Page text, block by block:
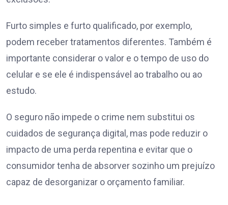
Furto simples e furto qualificado, por exemplo,
podem receber tratamentos diferentes. Também é
importante considerar o valor e o tempo de uso do
celular e se ele é indispensável ao trabalho ou ao
estudo.
O seguro não impede o crime nem substitui os
cuidados de segurança digital, mas pode reduzir o
impacto de uma perda repentina e evitar que o
consumidor tenha de absorver sozinho um prejuízo
capaz de desorganizar o orçamento familiar.